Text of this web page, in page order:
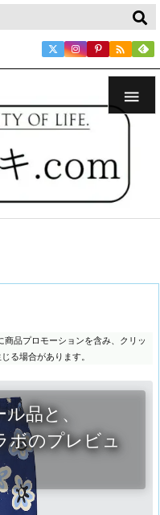


品プロモーションを含み、クリッ
る場合があります。
品と、
ボのプレビュ